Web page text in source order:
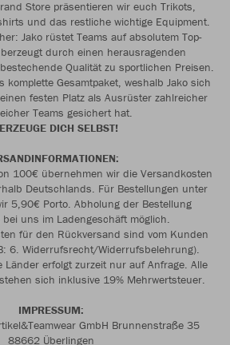
Store präsentieren wir euch Trikots,
und das restliche wichtige Equipment.
Jako rüstet Teams auf absolutem Top-
durch einen herausragenden
Qualität zu sportlichen Preisen.
komplette Gesamtpaket, weshalb Jako sich
festen Platz als Ausrüster zahlreicher
Teams gesichert hat.
DICH SELBST!
100€ übernehmen wir die Versandkosten
Deutschlands. Für Bestellungen unter
5,90€ Porto. Abholung der Bestellung
bei uns im Ladengeschäft möglich.
für den Rückversand sind vom Kunden
6. Widerrufsrecht/Widerrufsbelehrung).
Länder erfolgt zurzeit nur auf Anfrage. Alle
sich inklusive 19% Mehrwertsteuer.
IMPRESSUM:
GmbH Brunnenstraße 35
88662 Überlingen